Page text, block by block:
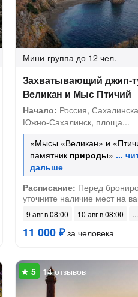
Мини-группа до 12 чел.
Захватывающий джип-
Великан и Мыс Птичий
Начало: Россия,
Южно-Сахалинск, площа...
«Мысы «Великан» и
памятник природы»
Расписание: Перед
уточните наличие мест на
9 авг в 08:00 10 авг в 08:00
11 000 ₽за человека
14 отзывов